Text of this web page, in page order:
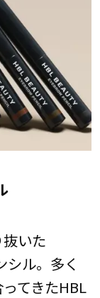
いた
ル。多く
てきたHBL